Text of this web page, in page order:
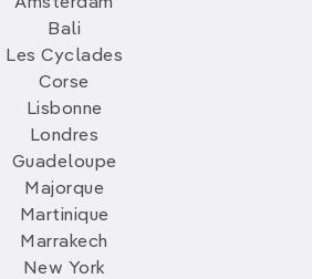
Bali
Les Cyclades
Corse
Lisbonne
Londres
Guadeloupe
Majorque
Martinique
Marrakech
New York